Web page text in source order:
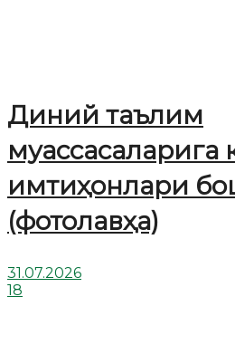
Диний таълим
имтиҳонлари
(фотолавҳа)
31.07.2026
18